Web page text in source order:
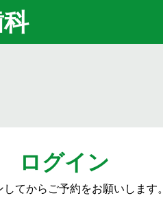
ログイン
してからご予約をお願いします。